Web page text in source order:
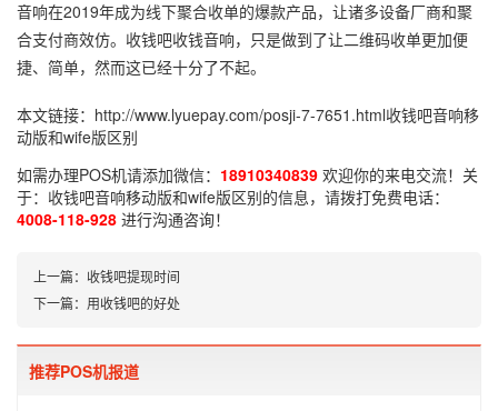
音响在2019年成为线下聚合收单的爆款产品，让诸多设备厂商和聚
合支付商效仿。收钱吧收钱音响，只是做到了让二维码收单更加便
捷、简单，然而这已经十分了不起。
本文链接： http://www.lyuepay.com/posji-7-7651.html收钱吧音响移
动版和wife版区别
如需办理POS机请添加微信： 18910340839 欢迎你的来电交流！关
于： 收钱吧音响移动版和wife版区别的信息，请拨打免费电话：
4008-118-928 进行沟通咨询！
上一篇： 收钱吧提现时间
下一篇： 用收钱吧的好处
推荐POS机报道